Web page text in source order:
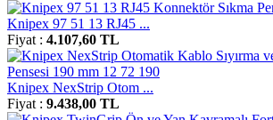
Knipex 97 51 13 RJ45 ...
Fiyat : 4.107,60 TL
Knipex NexStrip Otom ...
Fiyat : 9.438,00 TL